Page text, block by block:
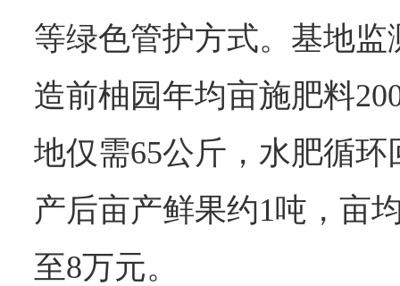
等绿色管护方式。基地
造前柚园年均亩施肥料
地仅需65公斤，水肥循
产后亩产鲜果约1吨，亩
至8万元。